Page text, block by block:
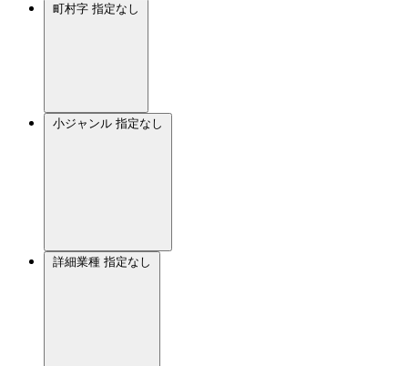
町村字 指定なし
小ジャンル 指定なし
詳細業種 指定なし